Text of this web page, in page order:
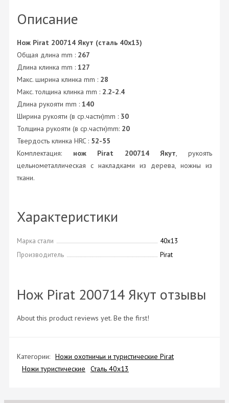
Описание
Нож Pirat 200714 Якут (сталь 40х13)
Общая длина mm : 267
Длина клинка mm : 127
Макс. ширина клинка mm : 28
Макс. толщина клинка mm : 2.2-2.4
Длина рукояти mm : 140
Ширина рукояти (в ср.части)mm : 30
Толщина рукояти (в ср.части)mm: 20
Твердость клинка HRC : 52-55
Комплектация: нож Pirat 200714 Якут, рукоять
цельнометаллическая с накладками из дерева, ножны из
ткани.
Характеристики
Марка стали
40х13
Производитель
Pirat
Нож Pirat 200714 Якут отзывы
About this product reviews yet. Be the first!
Категории: Ножи охотничьи и туристические Pirat
Ножи туристические
Сталь 40х13